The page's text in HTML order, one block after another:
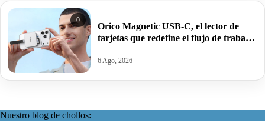
0
Orico Magnetic USB-C, el lector de
tarjetas que redefine el flujo de trabajo
6 Ago, 2026
Nuestro blog de chollos: